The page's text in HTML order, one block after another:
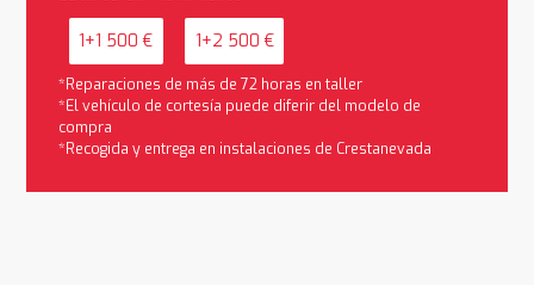
1+1 500 € 1+2 500 €
*Reparaciones de más de 72 horas en taller
*El vehículo de cortesía puede diferir del modelo de
compra
*Recogida y entrega en instalaciones de Crestanevada